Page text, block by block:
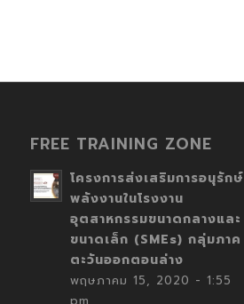
FREE TRAINING ZONE
โครงการส่งเสริมการอนุรักษ์
พลังงานในโรงงาน
อุตสาหกรรมขนาดกลางและ
ขนาดเล็ก (SMEs) กลุ่มภาค
ตะวันออกตอนล่าง
พฤษภาคม 15, 2020 - 1:55